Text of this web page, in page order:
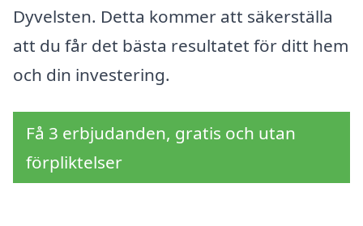
Dyvelsten. Detta kommer att säkerställa
att du får det bästa resultatet för ditt hem
och din investering.
Få 3 erbjudanden, gratis och utan
förpliktelser